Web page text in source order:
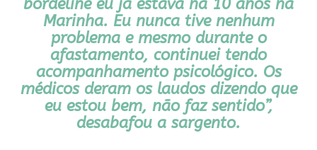
bordeline eu já estava há 10 anos na
Marinha. Eu nunca tive nenhum
problema e mesmo durante o
afastamento, continuei tendo
acompanhamento psicológico. Os
médicos deram os laudos dizendo que
eu estou bem, não faz sentido”,
desabafou a sargento.